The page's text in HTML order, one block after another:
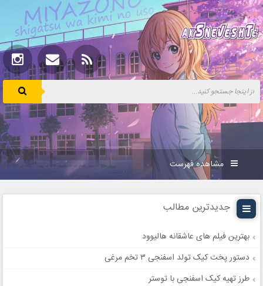
مشاهده فهرست
جدیدترین مطالب
بهترین فیلم های عاشقانه هالیوود
دستور پخت کیک تولد اسفنجی ۳ تخم مرغی
طرز تهیه کیک اسفنجی با توستر